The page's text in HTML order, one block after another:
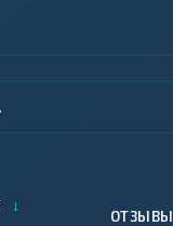
↓
ОТЗЫВЫ